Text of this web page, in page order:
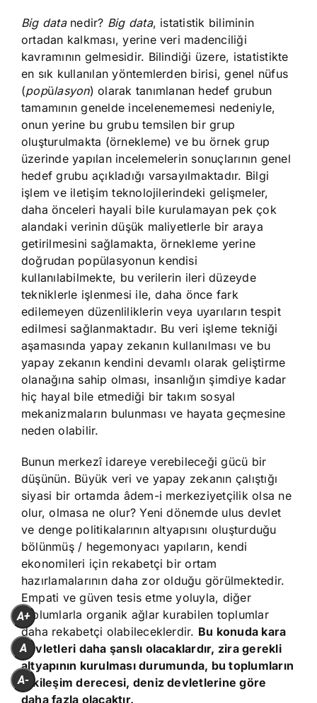
Big datanedir? Big data, istatistik biliminin
ortadan kalkması, yerine veri madenciliği
kavramının gelmesidir. Bilindiği üzere, istatistikte
en sık kullanılan yöntemlerden birisi, genel nüfus
(popülasyon) olarak tanımlanan hedef grubun
tamamının genelde incelenememesi nedeniyle,
onun yerine bu grubu temsilen bir grup
oluşturulmakta (örnekleme) ve bu örnek grup
üzerinde yapılan incelemelerin sonuçlarının genel
hedef grubu açıkladığı varsayılmaktadır. Bilgi
işlem ve iletişim teknolojilerindeki gelişmeler,
daha önceleri hayali bile kurulamayan pek çok
alandaki verinin düşük maliyetlerle bir araya
getirilmesini sağlamakta, örnekleme yerine
doğrudan popülasyonun kendisi
kullanılabilmekte, bu verilerin ileri düzeyde
tekniklerle işlenmesi ile, daha önce fark
edilemeyen düzenliliklerin veya uyarıların tespit
edilmesi sağlanmaktadır. Bu veri işleme tekniği
aşamasında yapay zekanın kullanılması ve bu
yapay zekanın kendini devamlı olarak geliştirme
olanağına sahip olması, insanlığın şimdiye kadar
hiç hayal bile etmediği bir takım sosyal
mekanizmaların bulunması ve hayata geçmesine
neden olabilir.
Bunun merkezî idareye verebileceği gücü bir
düşünün. Büyük veri ve yapay zekanın çalıştığı
siyasi bir ortamda âdem-i merkeziyetçilik olsa ne
olur, olmasa ne olur? Yeni dönemde ulus devlet
ve denge politikalarının altyapısını oluşturduğu
bölünmüş / hegemonyacı yapıların, kendi
ekonomileri için rekabetçi bir ortam
hazırlamalarının daha zor olduğu görülmektedir.
Empati ve güven tesis etme yoluyla, diğer
toplumlarla organik ağlar kurabilen toplumlar
daha rekabetçi olabileceklerdir. Bu konuda kara
devletleri daha şanslı olacaklardır, zira gerekli
altyapının kurulması durumunda, bu toplumların
etkileşim derecesi, deniz devletlerine göre
daha fazla olacaktır.
A+
A
A-